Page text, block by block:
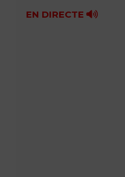
Fes-te'n
EN DIRECTE